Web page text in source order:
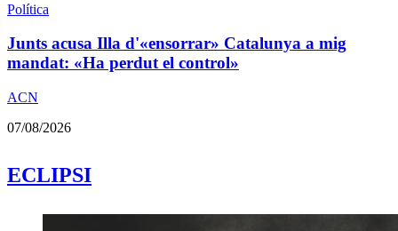
Política
Junts acusa Illa d'«ensorrar» Catalunya a mig
mandat: «Ha perdut el control»
ACN
07/08/2026
ECLIPSI